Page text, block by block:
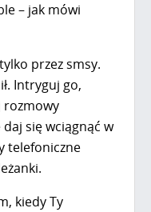
– jak mówi
przez smsy.
Intryguj go,
rozmowy
się wciągnąć w
telefoniczne
kiedy Ty